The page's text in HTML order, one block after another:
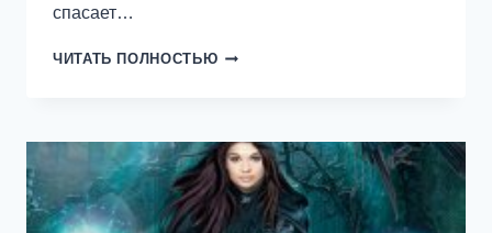
спасает…
ЧИТАТЬ ПОЛНОСТЬЮ ГОСПОЖА